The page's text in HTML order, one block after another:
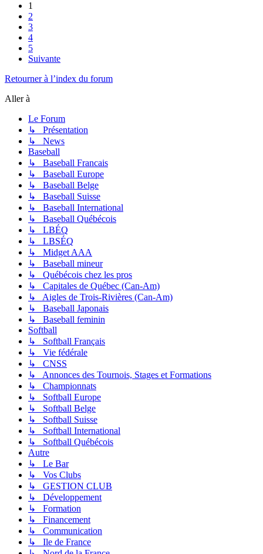
1
2
3
4
5
Suivante
Retourner à l’index du forum
Aller à
Le Forum
↳ Présentation
↳ News
Baseball
↳ Baseball Francais
↳ Baseball Europe
↳ Baseball Belge
↳ Baseball Suisse
↳ Baseball International
↳ Baseball Québécois
↳ LBÉQ
↳ LBSÉQ
↳ Midget AAA
↳ Baseball mineur
↳ Québécois chez les pros
↳ Capitales de Québec (Can-Am)
↳ Aigles de Trois-Rivières (Can-Am)
↳ Baseball Japonais
↳ Baseball feminin
Softball
↳ Softball Français
↳ Vie fédérale
↳ CNSS
↳ Annonces des Tournois, Stages et Formations
↳ Championnats
↳ Softball Europe
↳ Softball Belge
↳ Softball Suisse
↳ Softball International
↳ Softball Québécois
Autre
↳ Le Bar
↳ Vos Clubs
↳ GESTION CLUB
↳ Développement
↳ Formation
↳ Financement
↳ Communication
↳ Ile de France